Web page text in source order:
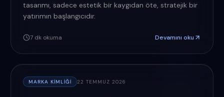
tasarımı, sadece estetik bir kaygıdan öte, stratejik bir
yatırımın başlangıcıdır.
7dk okuma Devamını oku
MARKA KIMLIĞI 22 TEMMUZ 2026